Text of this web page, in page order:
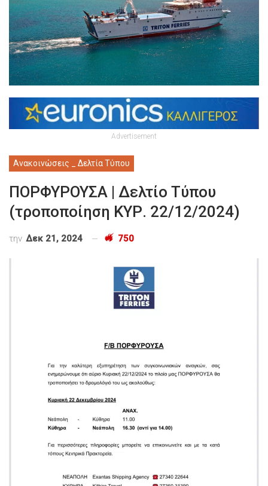
Advertisement
Ανακοινώσεις _ Δελτία Τύπου
ΠΟΡΦΥΡΟΥΣΑ | Δελτίο Τύπου
(τροποποίηση ΚΥΡ. 22/12/2024)
την Δεκ 21, 2024 750